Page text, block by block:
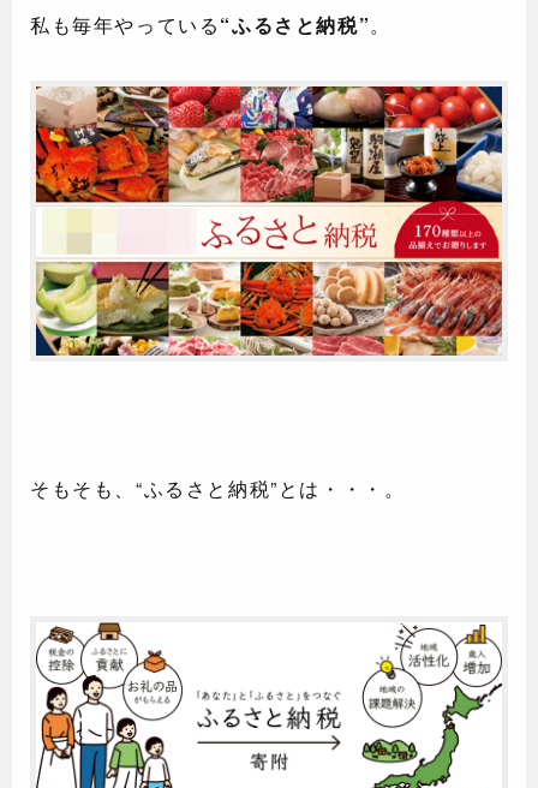
私も毎年やっている“ふるさと納税”。
そもそも、“ふるさと納税”とは・・・。